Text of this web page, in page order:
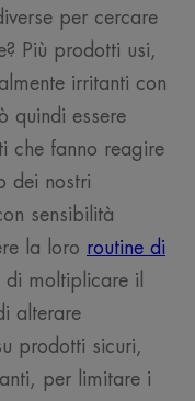
per cercare
Più prodotti usi,
irritanti con
quindi essere
che fanno reagire
dei nostri
sensibilità
la loro routine di
di moltiplicare il
alterare
prodotti sicuri,
per limitare i